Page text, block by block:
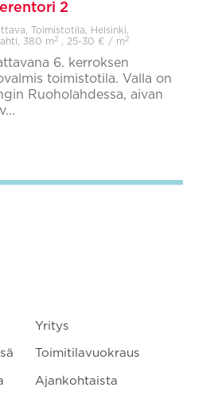
2
Toimistotila, Helsinki,
380 m2 , 25-30 € / m2
6. kerroksen
toimistotila. Valla on
Ruoholahdessa, aivan
Yritys
Toimitilavuokraus
Ajankohtaista